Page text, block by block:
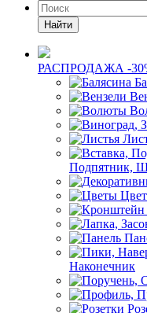
Найти
РАСПРОДАЖА -
Подпятник,
Наконечник